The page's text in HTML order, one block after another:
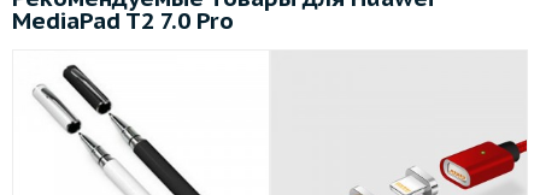
MediaPad T2 7.0 Pro